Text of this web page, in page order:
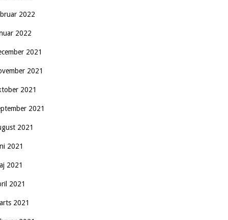
2022
2022
2021
2021
2021
2021
2021
2021
2021
2021
2021